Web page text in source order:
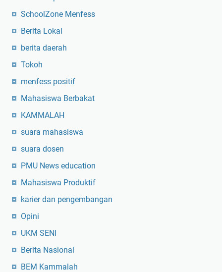
SchoolZone Menfess
Berita Lokal
berita daerah
Tokoh
menfess positif
Mahasiswa Berbakat
KAMMALAH
suara mahasiswa
suara dosen
PMU News education
Mahasiswa Produktif
karier dan pengembangan
Opini
UKM SENI
Berita Nasional
BEM Kammalah